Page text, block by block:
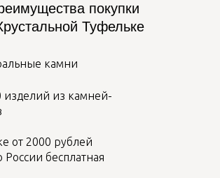
камни
покупки
Туфельке
изделий из камней-
от 2000 рублей
России бесплатная